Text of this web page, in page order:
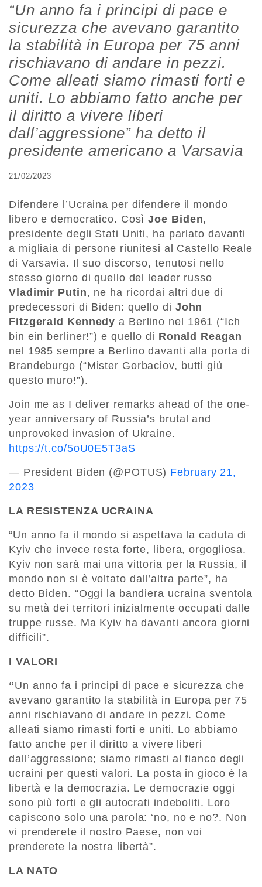
“Un anno fa i principi di pace e
sicurezza che avevano garantito
la stabilità in Europa per 75 anni
rischiavano di andare in pezzi.
Come alleati siamo rimasti forti e
uniti. Lo abbiamo fatto anche per
il diritto a vivere liberi
dall’aggressione” ha detto il
presidente americano a Varsavia
21/02/2023
Difendere l’Ucraina per difendere il mondo
libero e democratico. CosìJoe Biden,
presidente degli Stati Uniti, ha parlato davanti
a migliaia di persone riunitesi al Castello Reale
di Varsavia. Il suo discorso, tenutosi nello
stesso giorno di quello del leader russo
Vladimir Putin, ne ha ricordai altri due di
predecessori di Biden: quello di John
Fitzgerald Kennedy a Berlino nel 1961 (“Ich
bin ein berliner!”) e quello di Ronald Reagan
nel 1985 sempre a Berlino davanti alla porta di
Brandeburgo (“Mister Gorbaciov, butti giù
questo muro!”).
Join me as I deliver remarks ahead of the one-
year anniversary of Russia’s brutal and
unprovoked invasion of Ukraine.
https://t.co/5oU0E5T3aS
— President Biden (@POTUS) February 21,
2023
LA RESISTENZA UCRAINA
“Un anno fa il mondo si aspettava la caduta di
Kyiv che invece resta forte, libera, orgogliosa.
Kyiv non sarà mai una vittoria per la Russia, il
mondo non si è voltato dall’altra parte”, ha
detto Biden. “Oggi la bandiera ucraina sventola
su metà dei territori inizialmente occupati dalle
truppe russe. Ma Kyiv ha davanti ancora giorni
difficili”.
I VALORI
“Un anno fa i principi di pace e sicurezza che
avevano garantito la stabilità in Europa per 75
anni rischiavano di andare in pezzi. Come
alleati siamo rimasti forti e uniti. Lo abbiamo
fatto anche per il diritto a vivere liberi
dall’aggressione; siamo rimasti al fianco degli
ucraini per questi valori. La posta in gioco è la
libertà e la democrazia. Le democrazie oggi
sono più forti e gli autocrati indeboliti. Loro
capiscono solo una parola: ‘no, no e no?. Non
vi prenderete il nostro Paese, non voi
prenderete la nostra libertà”.
LA NATO